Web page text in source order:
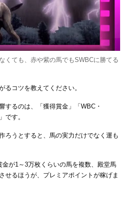
くても、赤や紫の馬でもSWBCに勝てる
るコツを教えてください。
するのは、「獲得賞金」「WBC・
です。
ろうとすると、馬の実力だけでなく運も
が1～3万枚くらいの馬を複数、殿堂馬
せるほうが、プレミアポイントが稼げま